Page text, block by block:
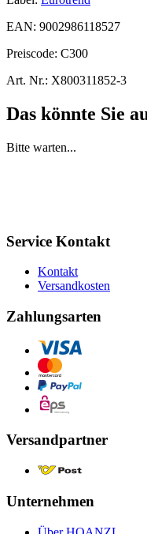
EAN: 9002986118527
Preiscode: C300
Art. Nr.: X800311852-3
Das könnte Sie
Bitte warten...
Service Kontakt
Kontakt
Versandkosten
Zahlungsarten
Versandpartner
Unternehmen